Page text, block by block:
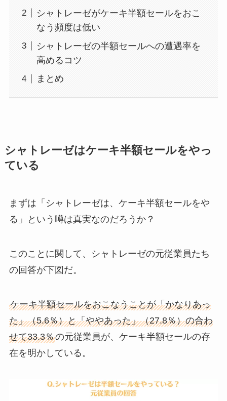
シャトレーゼがケーキ半額セールをおこ
なう頻度は低い
シャトレーゼの半額セールへの遭遇率を
高めるコツ
まとめ
シャトレーゼはケーキ半額セールをやっ
ている
まずは「シャトレーゼは、ケーキ半額セールをや
る」という噂は真実なのだろうか？
このことに関して、シャトレーゼの元従業員たち
の回答が下図だ。
ケーキ半額セールをおこなうことが「かなりあっ
た」（5.6％）と「ややあった」（27.8％）の合わ
せて33.3％の元従業員が、ケーキ半額セールの存
在を明かしている。